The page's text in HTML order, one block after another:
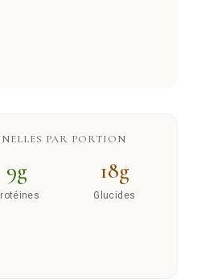
PAR PORTION
9g 18g
Glucides